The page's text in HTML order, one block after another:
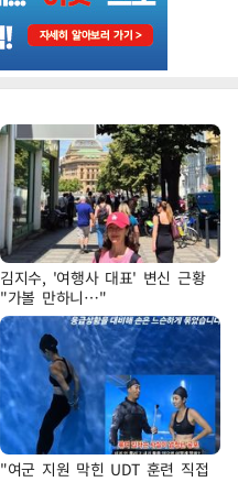
김지수, '여행사 대표' 변신 근황
"가볼 만하니…"
"여군 지원 막힌 UDT 훈련 직접